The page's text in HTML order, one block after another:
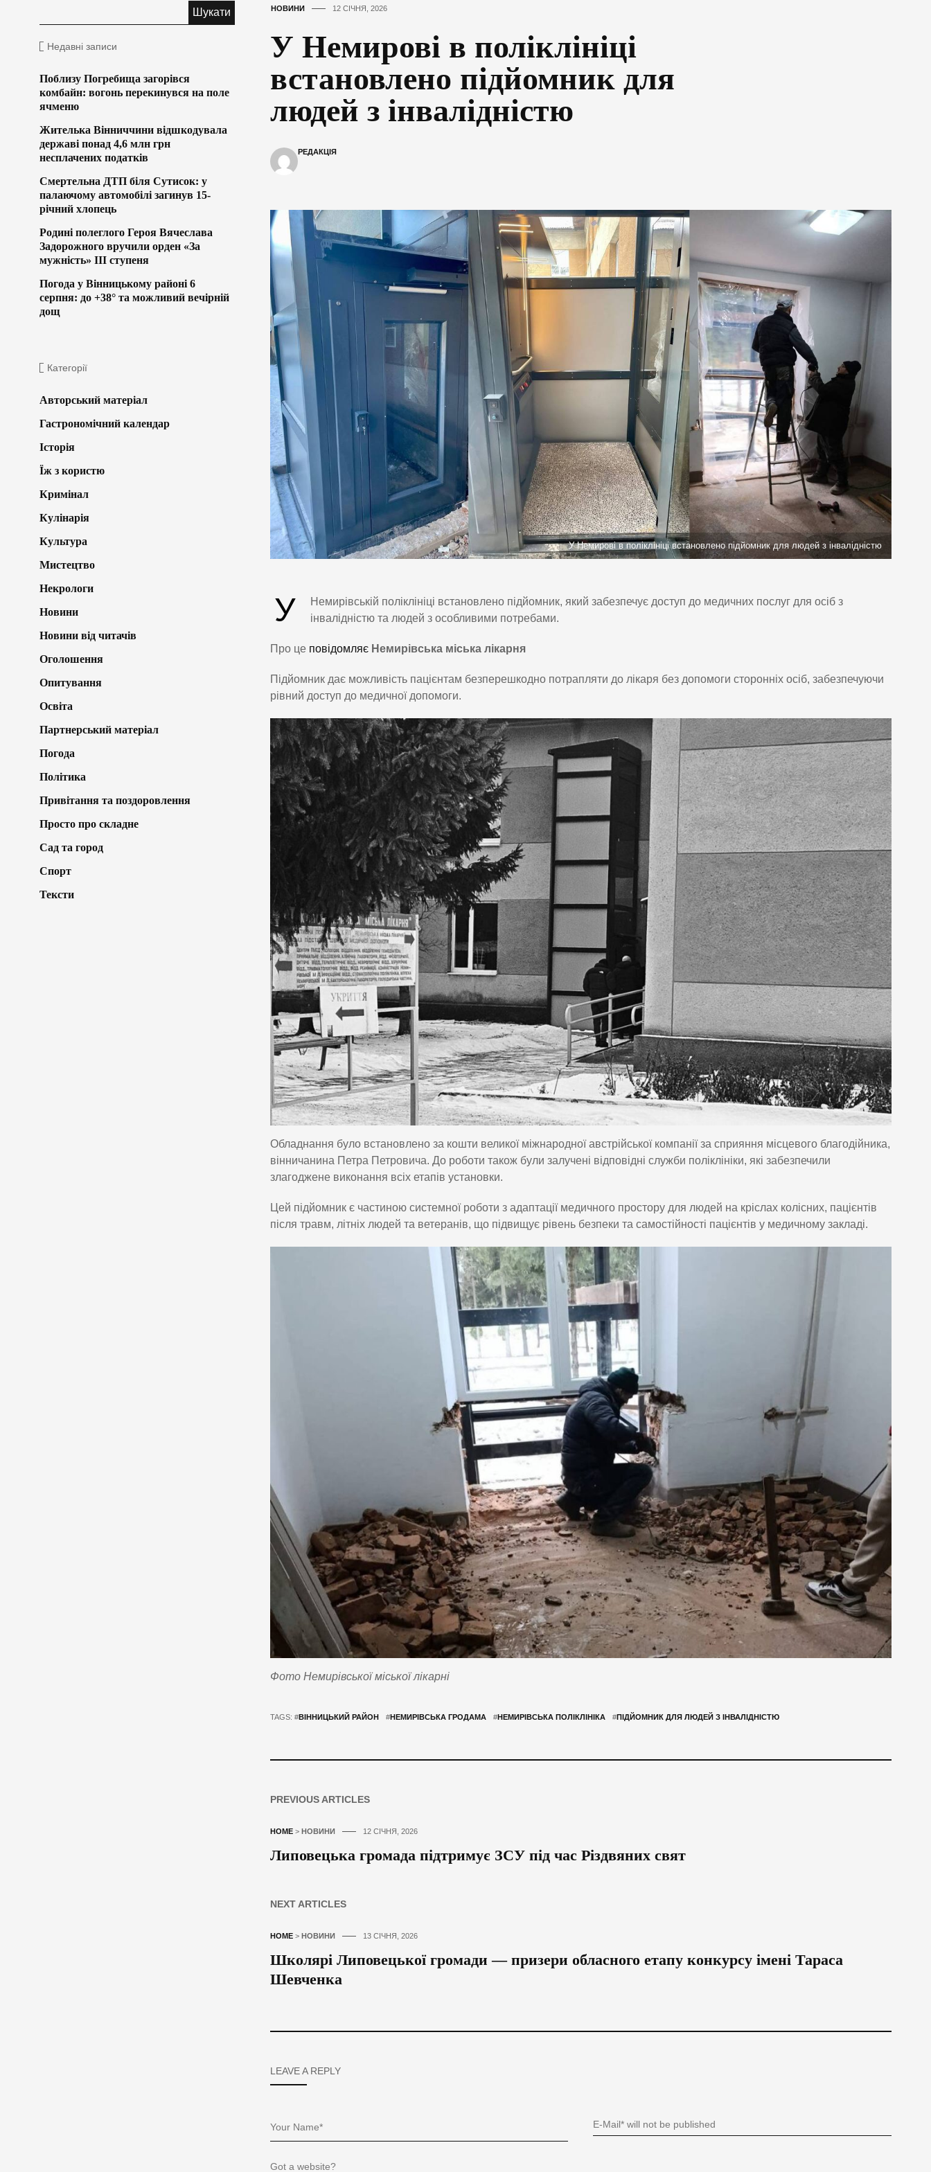
НОВИНИ 12 СІЧНЯ, 2026
У Немирові в поліклініці
встановлено підйомник для
людей з інвалідністю
РЕДАКЦІЯ
У Немирові в поліклініці встановлено підйомник для людей з інвалідністю
У
Немирівській поліклініці встановлено підйомник, який забезпечує доступ до медичних послуг для осіб з
інвалідністю та людей з особливими потребами.
Про це повідомляє Немирівська міська лікарня
Підйомник дає можливість пацієнтам безперешкодно потрапляти до лікаря без допомоги сторонніх осіб, забезпечуючи
рівний доступ до медичної допомоги.
Обладнання було встановлено за кошти великої міжнародної австрійської компанії за сприяння місцевого благодійника,
вінничанина Петра Петровича. До роботи також були залучені відповідні служби поліклініки, які забезпечили
злагоджене виконання всіх етапів установки.
Цей підйомник є частиною системної роботи з адаптації медичного простору для людей на кріслах колісних, пацієнтів
після травм, літніх людей та ветеранів, що підвищує рівень безпеки та самостійності пацієнтів у медичному закладі.
Фото Немирівської міської лікарні
TAGS: #ВІННИЦЬКИЙ РАЙОН #НЕМИРІВСЬКА ГРОДАМА #НЕМИРІВСЬКА ПОЛІКЛІНІКА #ПІДЙОМНИК ДЛЯ ЛЮДЕЙ З ІНВАЛІДНІСТЮ
PREVIOUS ARTICLES
HOME> НОВИНИ 12 СІЧНЯ, 2026
Липовецька громада підтримує ЗСУ під час Різдвяних свят
NEXT ARTICLES
HOME> НОВИНИ 13 СІЧНЯ, 2026
Школярі Липовецької громади — призери обласного етапу конкурсу імені Тараса
Шевченка
LEAVE A REPLY
Недавні записи
Поблизу Погребища загорівся
комбайн: вогонь перекинувся на поле
ячменю
Жителька Вінниччини відшкодувала
державі понад 4,6 млн грн
несплачених податків
Смертельна ДТП біля Сутисок: у
палаючому автомобілі загинув 15-
річний хлопець
Родині полеглого Героя Вячеслава
Задорожного вручили орден «За
мужність» ІІІ ступеня
Погода у Вінницькому районі 6
серпня: до +38° та можливий вечірній
дощ
Категорії
Авторський матеріал
Гастрономічний календар
Історія
Їж з користю
Кримінал
Кулінарія
Культура
Мистецтво
Некрологи
Новини
Новини від читачів
Оголошення
Опитування
Освіта
Партнерський матеріал
Погода
Політика
Привітання та поздоровлення
Просто про складне
Сад та город
Спорт
Тексти